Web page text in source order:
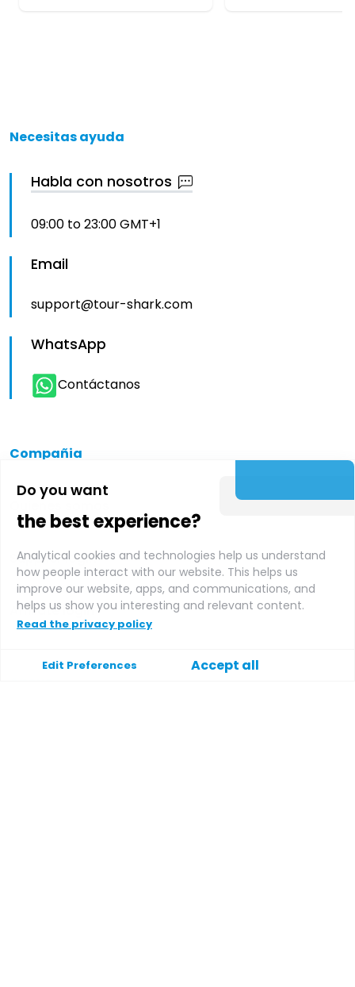
Do you want
the best experience?
Analytical cookies and technologies help us understand
how people interact with our website. This helps us
improve our website, apps, and communications, and
helps us show you interesting and relevant content.
Read the privacy policy
Edit Preferences Accept all
Necesitas ayuda
Habla con nosotros
09:00 to 23:00 GMT+1
Email
support@tour-shark.com
WhatsApp
Contáctanos
Compañia
Supplier login
Affiliate login